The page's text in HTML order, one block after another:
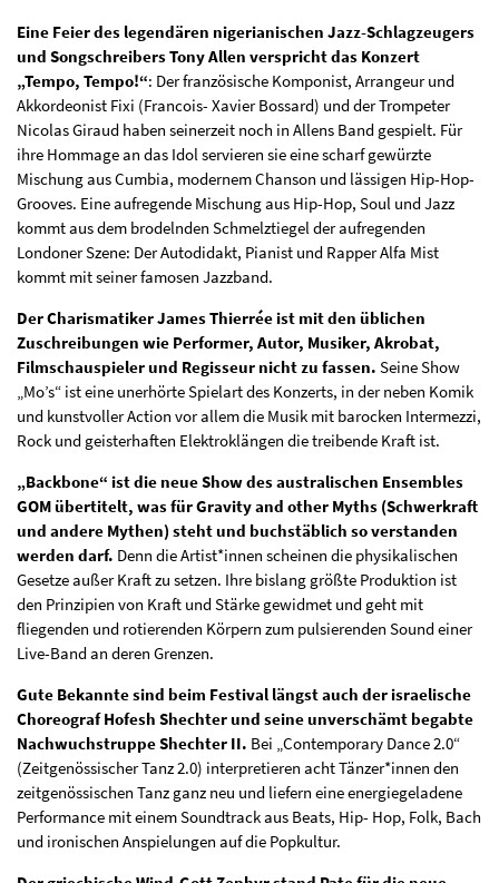
Eine Feier des legendären nigerianischen Jazz-Schlagzeugers
und Songschreibers Tony Allen verspricht das Konzert
„Tempo, Tempo!“: Der französische Komponist, Arrangeur und
Akkordeonist Fixi (Francois- Xavier Bossard) und der Trompeter
Nicolas Giraud haben seinerzeit noch in Allens Band gespielt. Für
ihre Hommage an das Idol servieren sie eine scharf gewürzte
Mischung aus Cumbia, modernem Chanson und lässigen Hip-Hop-
Grooves. Eine aufregende Mischung aus Hip-Hop, Soul und Jazz
kommt aus dem brodelnden Schmelztiegel der aufregenden
Londoner Szene: Der Autodidakt, Pianist und Rapper Alfa Mist
kommt mit seiner famosen Jazzband.
Der Charismatiker James Thierrée ist mit den üblichen
Zuschreibungen wie Performer, Autor, Musiker, Akrobat,
Filmschauspieler und Regisseur nicht zu fassen. Seine Show
„Mo’s“ ist eine unerhörte Spielart des Konzerts, in der neben Komik
und kunstvoller Action vor allem die Musik mit barocken Intermezzi,
Rock und geisterhaften Elektroklängen die treibende Kraft ist.
„Backbone“ ist die neue Show des australischen Ensembles
GOM übertitelt, was für Gravity and other Myths (Schwerkraft
und andere Mythen) steht und buchstäblich so verstanden
werden darf. Denn die Artist*innen scheinen die physikalischen
Gesetze außer Kraft zu setzen. Ihre bislang größte Produktion ist
den Prinzipien von Kraft und Stärke gewidmet und geht mit
fliegenden und rotierenden Körpern zum pulsierenden Sound einer
Live-Band an deren Grenzen.
Gute Bekannte sind beim Festival längst auch der israelische
Choreograf Hofesh Shechter und seine unverschämt begabte
Nachwuchstruppe Shechter II. Bei „Contemporary Dance 2.0“
(Zeitgenössischer Tanz 2.0) interpretieren acht Tänzer*innen den
zeitgenössischen Tanz ganz neu und liefern eine energiegeladene
Performance mit einem Soundtrack aus Beats, Hip- Hop, Folk, Bach
und ironischen Anspielungen auf die Popkultur.